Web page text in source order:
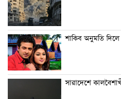
শাকিব অনুমতি
সারাদেশে